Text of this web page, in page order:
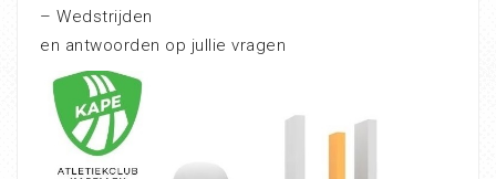
– Wedstrijden
en antwoorden op jullie vragen